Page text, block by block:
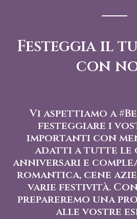
Festeggia il
con
Vi aspettiamo a
festeggiare i
importanti con
adatti a tutte le
anniversari e
romantica, cene
varie festività.
prepareremo una
alle vostre